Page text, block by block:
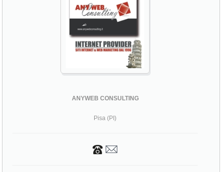
ANYWEB CONSULTING
Pisa (PI)